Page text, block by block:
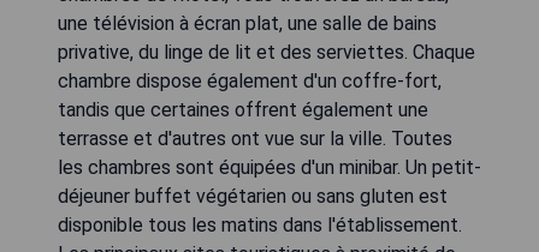
une télévision à écran plat, une salle de bains
privative, du linge de lit et des serviettes. Chaque
chambre dispose également d'un coffre-fort,
tandis que certaines offrent également une
terrasse et d'autres ont vue sur la ville. Toutes
les chambres sont équipées d'un minibar. Un petit-
déjeuner buffet végétarien ou sans gluten est
disponible tous les matins dans l'établissement.